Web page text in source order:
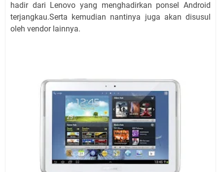
hadir dari Lenovo yang menghadirkan ponsel Android
terjangkau.Serta kemudian nantinya juga akan disusul
oleh vendor lainnya.